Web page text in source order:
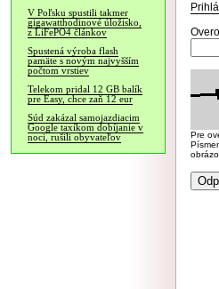
V Poľsku spustili takmer
gigawatthodinové úložisko,
z LiFePO4 článkov
Spustená výroba flash
pamäte s novým najvyšším
počtom vrstiev
Telekom pridal 12 GB balík
pre Easy, chce zaň 12 eur
Súd zakázal samojazdiacim
Google taxíkom dobíjanie v
noci, rušili obyvateľov
Pre